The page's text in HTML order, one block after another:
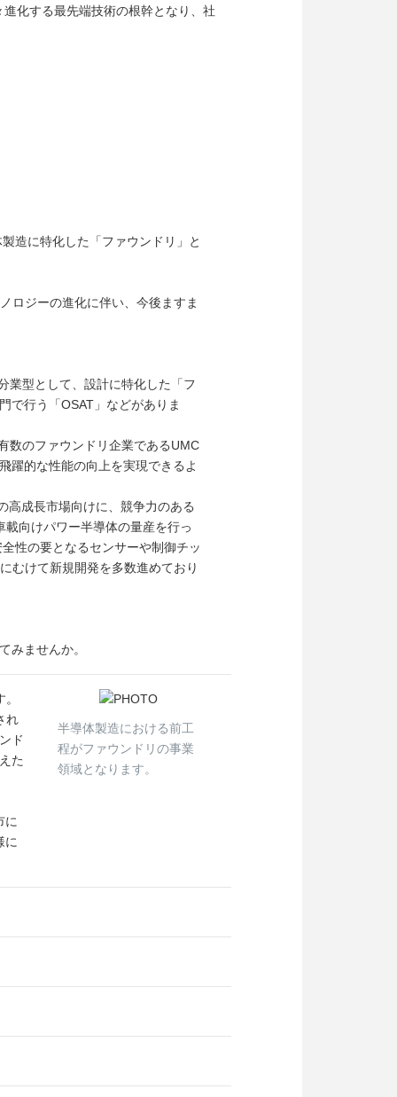
化する最先端技術の根幹となり、社
造に特化した「ファウンドリ」と
ロジーの進化に伴い、今後ますま
業型として、設計に特化した「フ
で行う「OSAT」などがありま
数のファウンドリ企業であるUMC
躍的な性能の向上を実現できるよ
高成長市場向けに、競争力のある
向けパワー半導体の量産を行っ
性の要となるセンサーや制御チッ
むけて新規開発を多数進めており
みませんか。
れ
ド
た
に
に
半導体製造における前工
程がファウンドリの事業
領域となります。